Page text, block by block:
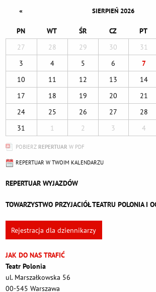
« SIERPIEŃ 2026
PN WT ŚR CZ PT
27
28 29 30 31
3
4 5 6 7
10
11 12 13 14
17
18 19 20 21
24
25 26 27 28
31
1 2 3 4
POBIERZ REPERTUAR W PDF
REPERTUAR W TWOIM KALENDARZU
REPERTUAR WYJAZDÓW
TOWARZYSTWO PRZYJACIÓŁ TEATRU POLONIA I
Rejestracja dla dziennikarzy
JAK DO NAS TRAFIĆ
Teatr Polonia
ul. Marszałkowska 56
00-545 Warszawa